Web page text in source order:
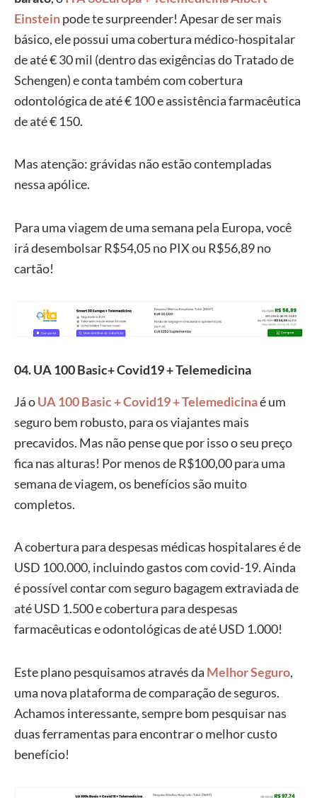
Einsteinpode te surpreender! Apesar de ser mais
básico, elepossui uma cobertura médico-hospitalar
de até € 30 mil (dentro das exigências do Tratado de
Schengen)e conta também com cobertura
odontológica de até € 100 e assistência farmacêutica
de até € 150.
Mas atenção: grávidas não estão contempladas
nessa apólice.
Para uma viagem de uma semana pela Europa, você
irá desembolsar R$54,05 no PIX ou R$56,89 no
cartão!
04. UA 100 Basic+ Covid19 + Telemedicina
Já oUA 100 Basic + Covid19 + Telemedicinaé um
seguro bem robusto, para os viajantes mais
precavidos. Mas não pense que por isso o seu preço
fica nas alturas! Por menos de R$100,00 para uma
semana de viagem, os benefícios são muito
completos.
A cobertura para despesas médicas hospitalares é de
USD 100.000, incluindo gastos com covid-19. Ainda
é possível contar com seguro bagagem extraviada de
até USD 1.500 e cobertura para despesas
farmacêuticas e odontológicas de até USD 1.000!
Este plano pesquisamos através da Melhor Seguro,
uma nova plataforma de comparação de seguros.
Achamos interessante, sempre bom pesquisar nas
duas ferramentas para encontrar o melhor custo
benefício!